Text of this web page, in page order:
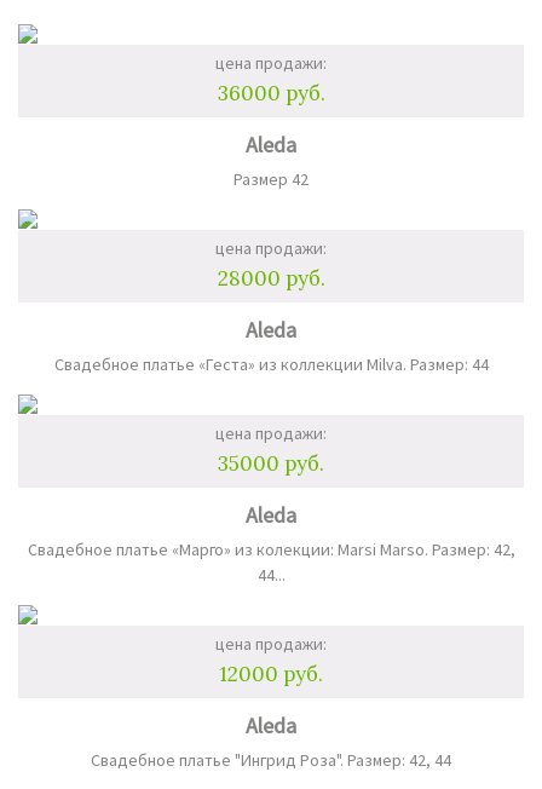
цена продажи:
36000 руб.
Aleda
Размер 42
цена продажи:
28000 руб.
Aleda
Свадебное платье «Геста» из коллекции Milva. Размер: 44
цена продажи:
35000 руб.
Aleda
Свадебное платье «Марго» из колекции: Marsi Marso. Размер: 42,
44...
цена продажи:
12000 руб.
Aleda
Свадебное платье "Ингрид Роза". Размер: 42, 44